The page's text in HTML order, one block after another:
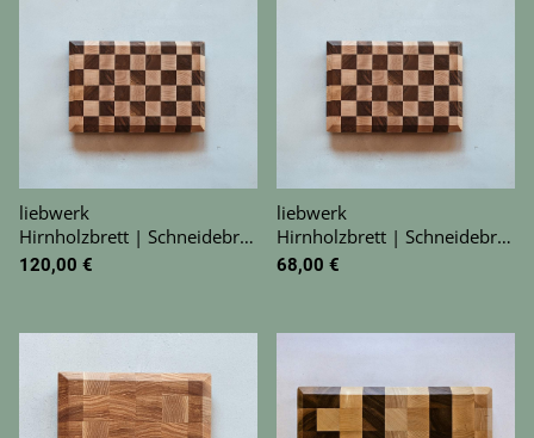
liebwerk
Hirnholzbrett | Schneidebrett | Gr. L
120,00 €
liebwerk
Hirnholzbrett | Schneidebrett | Gr. M
68,00 €